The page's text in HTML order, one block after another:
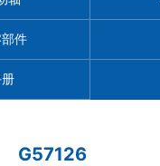
件
G57126